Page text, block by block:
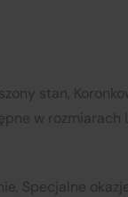
stan,
w rozmiarach
Specjalne